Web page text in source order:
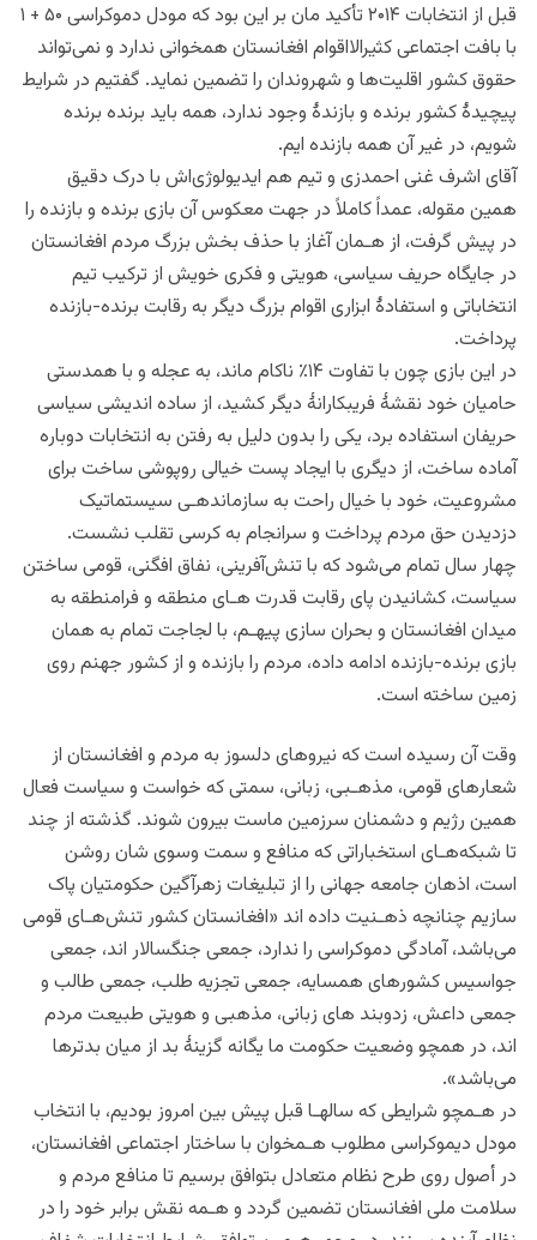
قبل از انتخابات ۲۰۱۴ تأکید مان بر این بود که مودل دموکراسی ۵۰ + ۱
با بافت اجتماعی کثیرالااقوام افغانستان همخوانی ندارد و نمی‌تواند
حقوق کشور اقلیت‌ها و شهروندان را تضمین نماید. گفتیم در شرایط
پیچیدۀ کشور برنده و بازندۀ وجود ندارد، همه باید برنده برنده
شویم، در غیر آن همه بازنده ایم.
آقای اشرف غنی احمدزی و تیم هم ایدیولوژی‌اش با درک دقیق
همین مقوله، عمداً کاملاً در جهت معکوس آن بازی برنده و بازنده را
در پیش گرفت، از هـمان آغاز با حذف بخش بزرگ مردم افغانستان
در جایگاه حریف سیاسی، هویتی و فکری خویش از ترکیب تیم
انتخاباتی و استفادۀ ابزارى اقوام بزرگ دیگر به رقابت برنده-بازنده
پرداخت.
در این بازی چون با تفاوت ۱۴٪ ناکام ماند، به عجله و با همدستی
حامیان خود نقشۀ فریبکارانۀ دیگر کشید، از ساده اندیشی سیاسی
حریفان استفاده برد، یکی را بدون دلیل به رفتن به انتخابات دوباره
آماده ساخت، از دیگری با ایجاد پست خیالی روپوشی ساخت برای
مشروعیت، خود با خیال راحت به سازماندهـى سیستماتیک
دزدیدن حق مردم پرداخت و سرانجام به کرسی تقلب نشست.
چهار سال تمام می‌شود که با تنش‌آفرینى، نفاق افگنی، قومی ساختن
سیاست، کشانیدن پاى رقابت قدرت هـاى منطقه و فرامنطقه‌ به
میدان افغانستان و بحران سازی پیهـم، با لجاجت تمام به همان
بازی برنده-بازنده ادامه داده، مردم را بازنده و از کشور جهنم روی
زمین ساخته است.
وقت آن رسیده است که نیروهای دلسوز به مردم و افغانستان از
شعارهای قومی، مذهـبى، زبانی، سمتی که خواست و سیاست فعال
همین رژیم و دشمنان سرزمین ماست بیرون شوند. گذشته از چند
تا شبکه‌هـاى استخباراتی که منافع و سمت وسوى شان روشن
است، اذهان جامعه جهانی را از تبلیغات زهرآگین حکومتیان پاک
سازیم چنانچه ذهـنیت داده اند «افغانستان کشور تنش‌هـاى قومی
می‌باشد، آمادگى دموکراسی را ندارد، جمعی جنگسالار اند، جمعى
جواسیس کشورهای همسایه، جمعى تجزیه طلب، جمعی طالب و
جمعی داعش، زدوبند های زبانى، مذهبی و هویتی طبیعت مردم
اند، در همچو وضعیت حکومت ما یگانه گزینۀ بد از میان بدترها
می‌باشد».
در هـمچو شرایطى که سالهـا قبل پیش بین امروز بودیم، با انتخاب
مودل دیموکراسی مطلوب هـمخوان با ساختار اجتماعی افغانستان،
در أصول روی طرح نظام متعادل بتوافق برسیم تا منافع مردم و
سلامت ملی افغانستان تضمین گردد و هـمه نقش برابر خود را در